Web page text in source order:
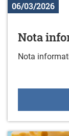
06/03/2026
Nota
Nota